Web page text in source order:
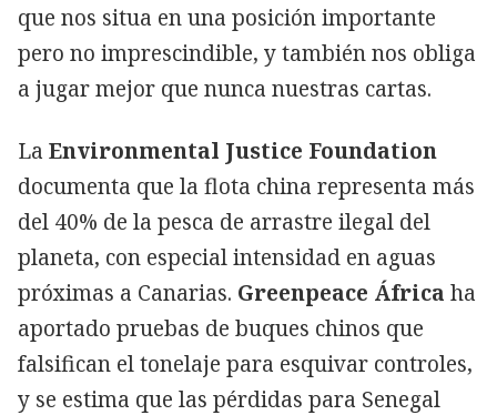
que nos situa en una posición importante
pero no imprescindible, y también nos obliga
a jugar mejor que nunca nuestras cartas.
La Environmental Justice Foundation
documenta que la flota china representa más
del 40% de la pesca de arrastre ilegal del
planeta, con especial intensidad en aguas
próximas a Canarias. Greenpeace África ha
aportado pruebas de buques chinos que
falsifican el tonelaje para esquivar controles,
y se estima que las pérdidas para Senegal